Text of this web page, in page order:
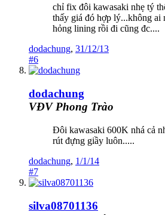
chỉ fix đôi kawasaki nhẹ tý
thấy giá đó hợp lý...không ai
hỏng lining rồi đi cũng đc....
dodachung, 31/12/13
#6
dodachung
VĐV Phong Trào
Đôi kawasaki 600K nhá cả
rút đựng giầy luôn.....
dodachung, 1/1/14
#7
silva08701136